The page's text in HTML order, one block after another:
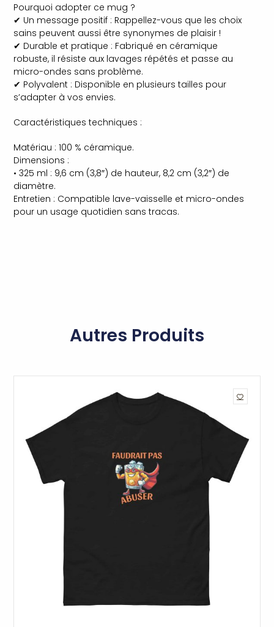
Pourquoi adopter ce mug ?
✔ Un message positif : Rappellez-vous que les choix
sains peuvent aussi être synonymes de plaisir !
✔ Durable et pratique : Fabriqué en céramique
robuste, il résiste aux lavages répétés et passe au
micro-ondes sans problème.
✔ Polyvalent : Disponible en plusieurs tailles pour
s’adapter à vos envies.
Caractéristiques techniques :
Matériau : 100 % céramique.
Dimensions :
• 325 ml : 9,6 cm (3,8″) de hauteur, 8,2 cm (3,2″) de
diamètre.
Entretien : Compatible lave-vaisselle et micro-ondes
pour un usage quotidien sans tracas.
Autres Produits